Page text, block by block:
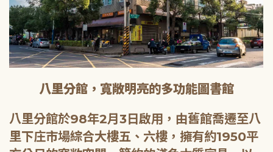
八里分館，寬敞明亮的多功能圖書館
八里分館於98年2月3日啟用，由舊館喬遷至八
里下庄市場綜合大樓五、六樓，擁有約1950平